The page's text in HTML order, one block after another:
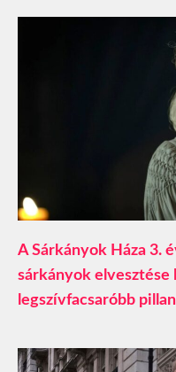
A Sárkányok Háza 3.
sárkányok elvesztése
legszívfacsaróbb